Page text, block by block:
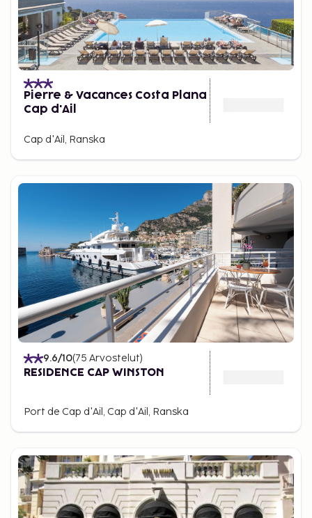
Pierre & Vacances Costa Plana
Cap d'Ail
Cap d'Ail, Ranska
9.6/10(75 Arvostelut)
RESIDENCE CAP WINSTON
Port de Cap d'Ail, Cap d'Ail, Ranska